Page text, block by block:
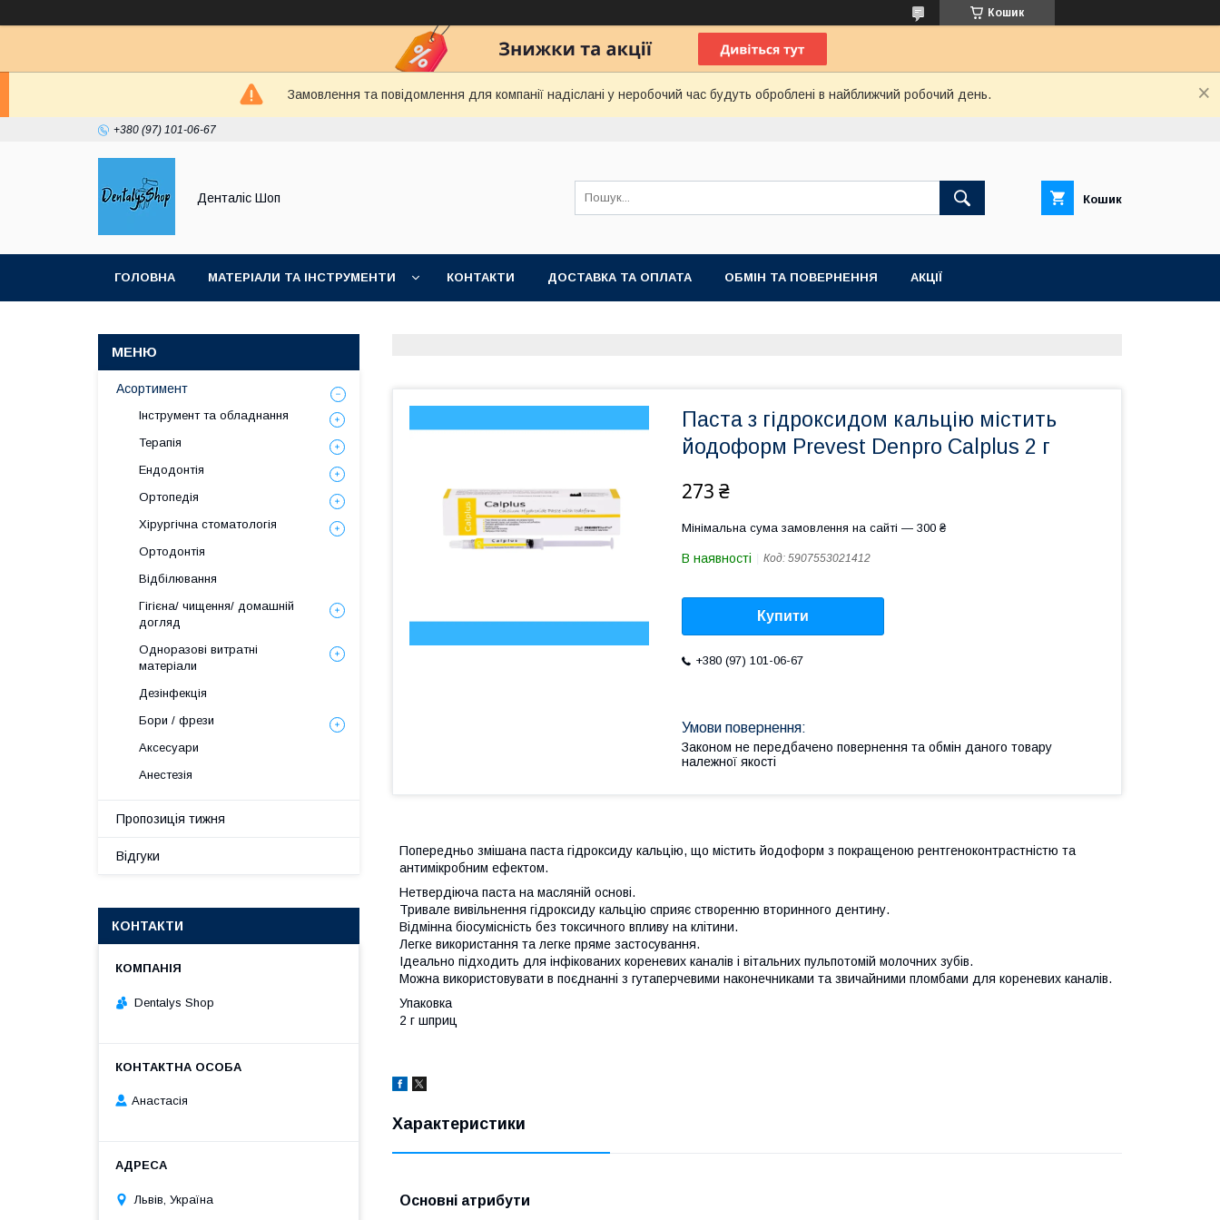
Кошик
Замовлення та повідомлення для компанії надіслані у неробочий час будуть оброблені в найближчий робочий день.
+380 (97) 101-06-67
Денталіс Шоп Кошик
ГОЛОВНА МАТЕРІАЛИ ТА ІНСТРУМЕНТИ КОНТАКТИ ДОСТАВКА ТА ОПЛАТА ОБМІН ТА ПОВЕРНЕННЯ АКЦІЇ
Паста з гідроксидом кальцію містить
йодоформ Prevest Denpro Calplus 2 г
273 ₴
Мінімальна сума замовлення на сайті — 300 ₴
В наявності Код: 5907553021412
Купити
+380 (97) 101-06-67
Законом не передбачено повернення та обмін даного товару
належної якості
Попередньо змішана паста гідроксиду кальцію, що містить йодоформ з покращеною рентгеноконтрастністю та
антимікробним ефектом.
Нетвердіюча паста на масляній основі.
Тривале вивільнення гідроксиду кальцію сприяє створенню вторинного дентину.
Відмінна біосумісність без токсичного впливу на клітини.
Легке використання та легке пряме застосування.
Ідеально підходить для інфікованих кореневих каналів і вітальних пульпотомій молочних зубів.
Можна використовувати в поєднанні з гутаперчевими наконечниками та звичайними пломбами для кореневих каналів.
Упаковка
2 г шприц
Характеристики
Основні атрибути
Асортимент
Інструмент та обладнання
Терапія
Ендодонтія
Ортопедія
Хірургічна стоматологія
Ортодонтія
Відбілювання
Гігієна/ чищення/ домашній
догляд
Одноразові витратні
матеріали
Дезінфекція
Бори / фрези
Аксесуари
Анестезія
Пропозиція тижня
Відгуки
КОНТАКТИ
Dentalys Shop
Анастасія
Львів, Україна